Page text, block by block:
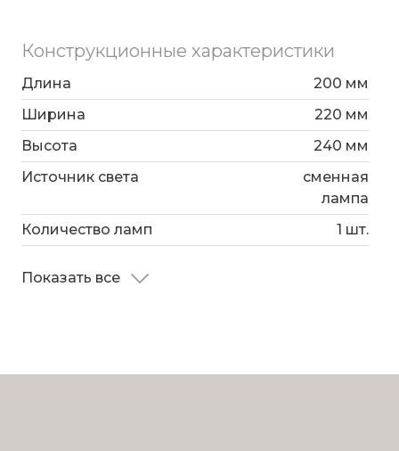
Конструкционные характеристики
Длина
200 мм
Ширина
220 мм
Высота
240 мм
Источник света
сменная
лампа
Количество ламп
1 шт.
Показать все